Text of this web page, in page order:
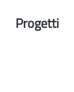
Progetti